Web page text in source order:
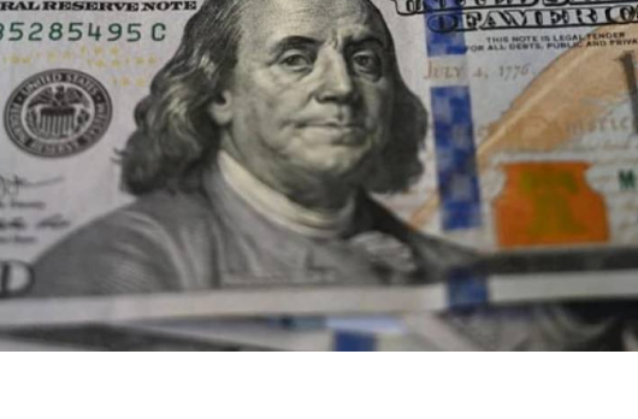
‘Орталық Азия -